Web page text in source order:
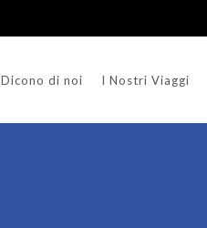
Dicono di noi I Nostri Viaggi